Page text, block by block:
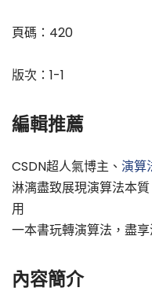
頁碼：420
版次：1-1
編輯推薦
CSDN超人氣博主、 演算
淋漓盡致展現演算法本
用
一本書玩轉演算法，盡
內容簡介